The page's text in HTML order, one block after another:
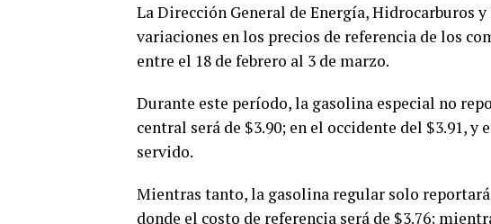
La Dirección General de Energía, Hidrocarburos
variaciones en los precios de referencia de los
entre el 18 de febrero al 3 de marzo.
Durante este período, la gasolina especial no
central será de $3.90; en el occidente del $3.91,
servido.
Mientras tanto, la gasolina regular solo
donde el costo de referencia será de $3.76;